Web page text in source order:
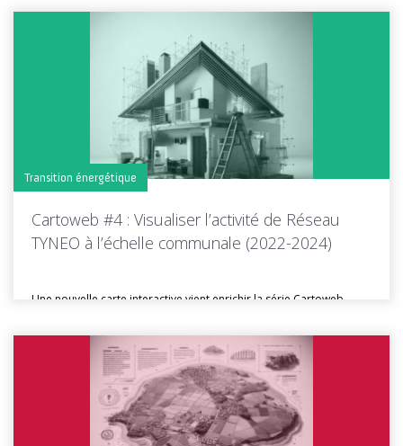
Toutes les actus de cette rubrique
Transition énergétique
Cartoweb #4 : Visualiser l’activité de Réseau
TYNEO à l’échelle communale (2022-2024)
Une nouvelle carte interactive vient enrichir la série Cartoweb,
Toutes les actus de cette rubrique LIRE LA SUITE